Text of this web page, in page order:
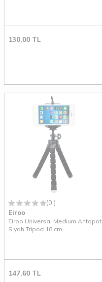
130,00 TL
(0 )
Eiroo
Eiroo Universal Medium Ahtapot
Siyah Tripod 18 cm
147,60 TL